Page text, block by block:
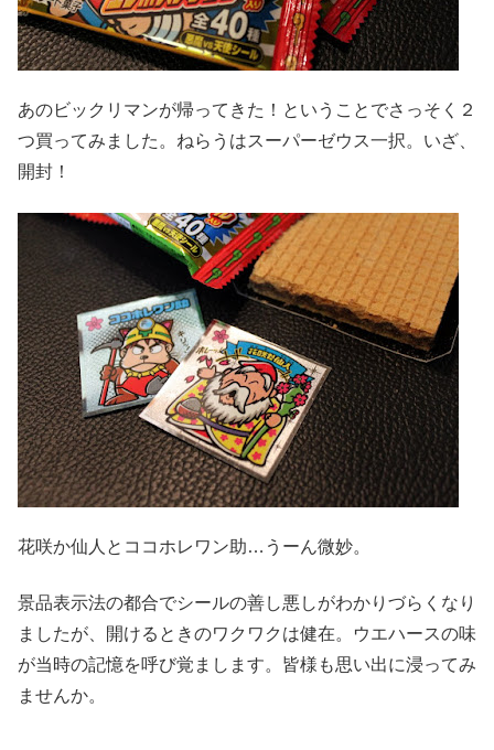
あのビックリマンが帰ってきた！ということでさっそく２
つ買ってみました。ねらうはスーパーゼウス一択。いざ、
開封！
花咲か仙人とココホレワン助…うーん微妙。
景品表示法の都合でシールの善し悪しがわかりづらくなり
ましたが、開けるときのワクワクは健在。ウエハースの味
が当時の記憶を呼び覚まします。皆様も思い出に浸ってみ
ませんか。